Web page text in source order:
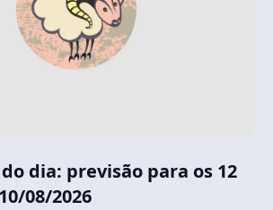
dia: previsão para os 12
08/2026